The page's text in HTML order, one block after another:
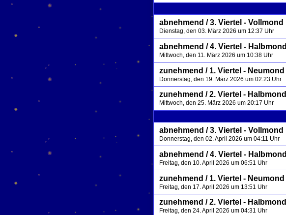
abnehmend / 3. Viertel - Vollmond
Dienstag, den 03. März 2026 um 12:37 Uhr
abnehmend / 4. Viertel - Halbmond
Mittwoch, den 11. März 2026 um 10:38 Uhr
zunehmend / 1. Viertel - Neumond
Donnerstag, den 19. März 2026 um 02:23 Uhr
zunehmend / 2. Viertel - Halbmond
Mittwoch, den 25. März 2026 um 20:17 Uhr
abnehmend / 3. Viertel - Vollmond
Donnerstag, den 02. April 2026 um 04:11 Uhr
abnehmend / 4. Viertel - Halbmond
Freitag, den 10. April 2026 um 06:51 Uhr
zunehmend / 1. Viertel - Neumond
Freitag, den 17. April 2026 um 13:51 Uhr
zunehmend / 2. Viertel - Halbmond
Freitag, den 24. April 2026 um 04:31 Uhr